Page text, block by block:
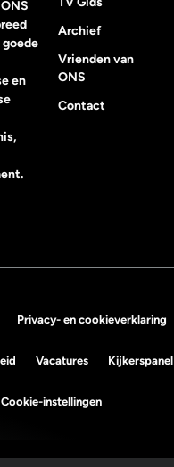
goede
en
Archief
Vrienden van
ONS
Contact
Privacy- en cookieverklaring
Vacatures Kijkerspanel
Cookie-instellingen